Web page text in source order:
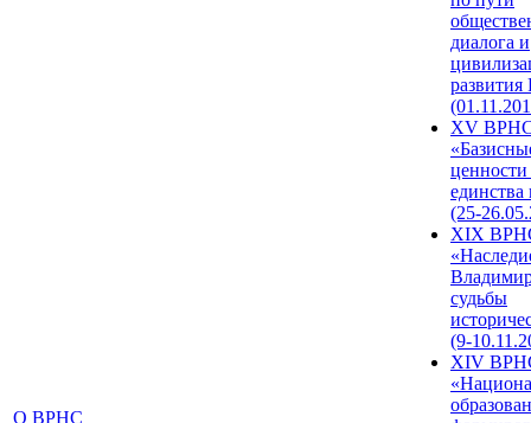
О ВРНС
диалога и
развития
XV
единства
(25-
XIX
судьбы
(9-
XIV